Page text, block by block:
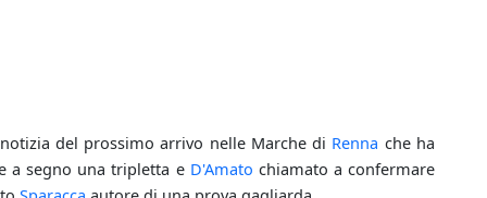
del prossimo arrivo nelle Marche di Renna che ha
a segno una tripletta e D'Amato chiamato a confermare